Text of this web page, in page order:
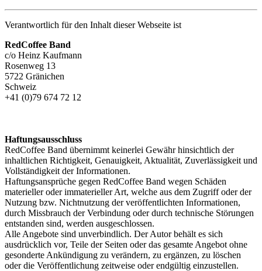
Verantwortlich für den Inhalt dieser Webseite ist
RedCoffee Band
c/o Heinz Kaufmann
Rosenweg 13
5722 Gränichen
Schweiz
+41 (0)79 674 72 12
Haftungsausschluss
RedCoffee Band übernimmt keinerlei Gewähr hinsichtlich der
inhaltlichen Richtigkeit, Genauigkeit, Aktualität, Zuverlässigkeit und
Vollständigkeit der Informationen.
Haftungsansprüche gegen RedCoffee Band wegen Schäden
materieller oder immaterieller Art, welche aus dem Zugriff oder der
Nutzung bzw. Nichtnutzung der veröffentlichten Informationen,
durch Missbrauch der Verbindung oder durch technische Störungen
entstanden sind, werden ausgeschlossen.
Alle Angebote sind unverbindlich. Der Autor behält es sich
ausdrücklich vor, Teile der Seiten oder das gesamte Angebot ohne
gesonderte Ankündigung zu verändern, zu ergänzen, zu löschen
oder die Veröffentlichung zeitweise oder endgültig einzustellen.